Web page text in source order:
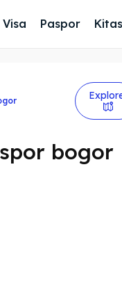
Visa Paspor Kitas
bogor